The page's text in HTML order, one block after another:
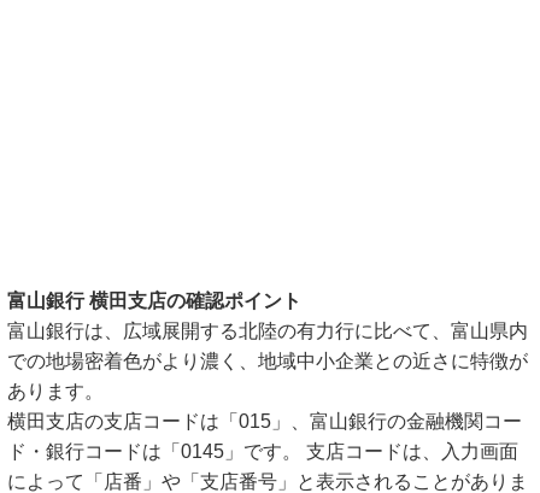
富山銀行 横田支店の確認ポイント
富山銀行は、広域展開する北陸の有力行に比べて、富山県内
での地場密着色がより濃く、地域中小企業との近さに特徴が
あります。
横田支店の支店コードは「015」、富山銀行の金融機関コー
ド・銀行コードは「0145」です。 支店コードは、入力画面
によって「店番」や「支店番号」と表示されることがありま